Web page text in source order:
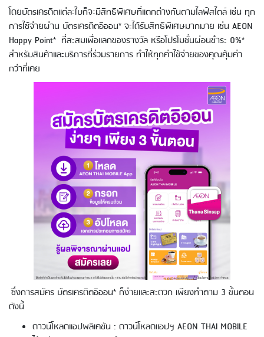
โดยบัตรเครดิตแต่ละใบก็จะมีสิทธิพิเศษที่แตกต่างกันตามไลฟ์สไตล์ เช่น ทุก
การใช้จ่ายผ่าน บัตรเครดิตอิออน* จะได้รับสิทธิพิเศษมากมาย เช่น AEON
Happy Point* ที่สะสมเพื่อแลกของรางวัล หรือโปรโมชั่นผ่อนชำระ 0%*
สำหรับสินค้าและบริการที่ร่วมรายการ ทำให้ทุกค่าใช้จ่ายของคุณคุ้มค่า
กว่าที่เคย
ซึ่งการสมัคร บัตรเครดิตอิออน* ก็ง่ายและสะดวก เพียงทำตาม 3 ขั้นตอน
ดังนี้
ดาวน์โหลดแอปพลิเคชัน : ดาวน์โหลดแอปฯ AEON THAI MOBILE
Using AEON Cards - Shopping
(Domestic)